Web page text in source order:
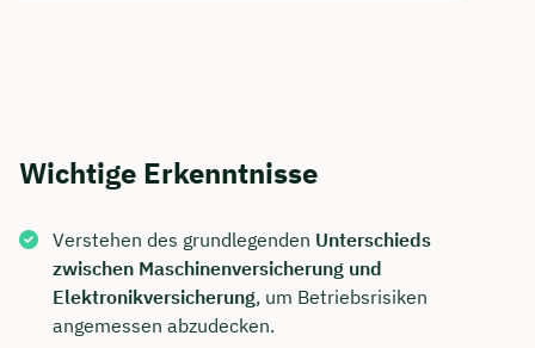
Wichtige Erkenntnisse
Verstehen des grundlegenden Unterschieds
zwischen Maschinenversicherung und
Elektronikversicherung, um Betriebsrisiken
angemessen abzudecken.